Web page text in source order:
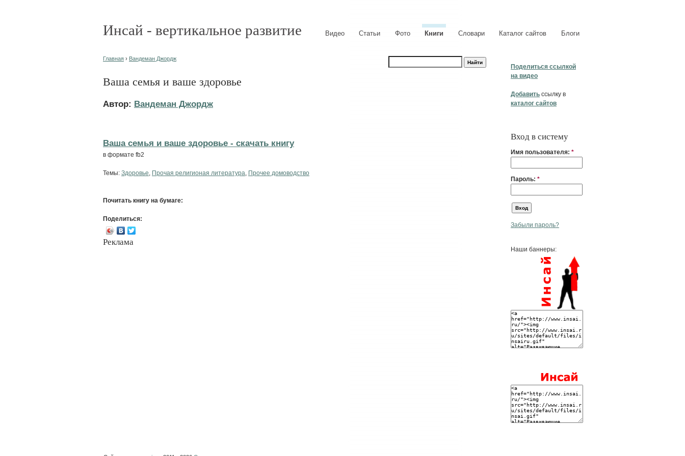
Инсай - вертикальное развитие Видео Статьи Фото Книги Словари Каталог сайтов Блоги
Поделиться ссылкой
на видео
Добавить ссылку в
каталог сайтов
Вход в систему
Имя пользователя: *
Пароль: *
Забыли пароль?
Наши баннеры:
Главная › Вандеман Джордж
Ваша семья и ваше здоровье
Автор: Вандеман Джордж
Ваша семья и ваше здоровье - cкачать книгу
в формате fb2
Темы: Здоровье Прочая религионая литература Прочее домоводство
Почитать книгу на бумаге:
Поделиться:
Реклама